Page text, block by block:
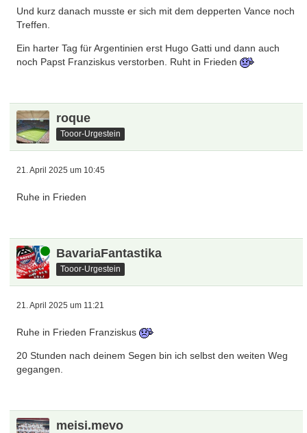
Und kurz danach musste er sich mit dem depperten Vance noch
Treffen.
Ein harter Tag für Argentinien erst Hugo Gatti und dann auch
noch Papst Franziskus verstorben. Ruht in Frieden
roque
Tooor-Urgestein
21. April 2025 um 10:45
Ruhe in Frieden
Online BavariaFantastika
Tooor-Urgestein
21. April 2025 um 11:21
Ruhe in Frieden Franziskus
20 Stunden nach deinem Segen bin ich selbst den weiten Weg
gegangen.
meisi.mevo